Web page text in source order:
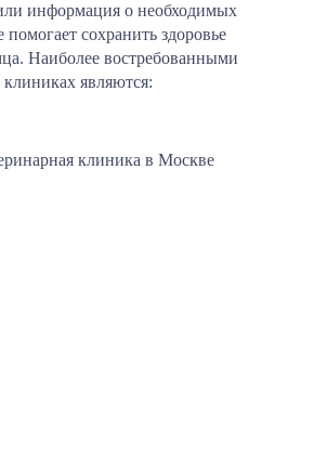
информация о необходимых
сохранить здоровье
Наиболее востребованными
являются: